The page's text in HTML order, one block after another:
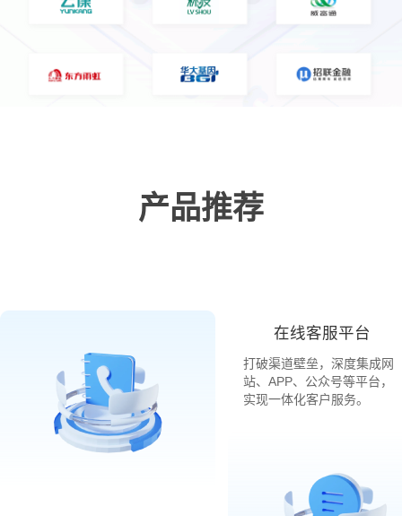
产品推荐
在线客服平台
打破渠道壁垒，深度集成网
站、APP、公众号等平台，
实现一体化客户服务。